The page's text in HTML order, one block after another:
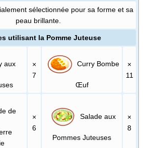
sélectionnée pour sa forme et sa
peau brillante.
utilisant la Pomme Juteuse
aux
×
7
Curry Bombe
Œuf
×
11
de
×
6
Salade aux
Pommes Juteuses
×
8